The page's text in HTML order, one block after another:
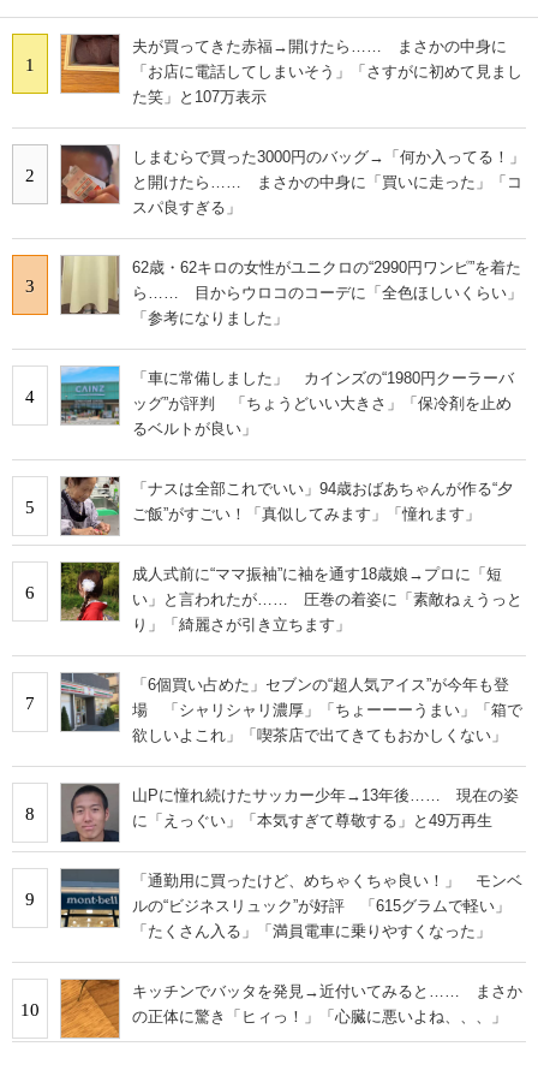
1
夫が買ってきた赤福→開けたら…… まさかの中身に
「お店に電話してしまいそう」「さすがに初めて見まし
た笑」と107万表示
2
しまむらで買った3000円のバッグ→「何か入ってる！」
と開けたら…… まさかの中身に「買いに走った」「コ
スパ良すぎる」
3
62歳・62キロの女性がユニクロの“2990円ワンピ”を着た
ら…… 目からウロコのコーデに「全色ほしいくらい」
「参考になりました」
4
「車に常備しました」 カインズの“1980円クーラーバ
ッグ”が評判 「ちょうどいい大きさ」「保冷剤を止め
るベルトが良い」
5
「ナスは全部これでいい」94歳おばあちゃんが作る“夕
ご飯”がすごい！「真似してみます」「憧れます」
6
成人式前に“ママ振袖”に袖を通す18歳娘→プロに「短
い」と言われたが…… 圧巻の着姿に「素敵ねぇうっと
り」「綺麗さが引き立ちます」
7
「6個買い占めた」セブンの“超人気アイス”が今年も登
場 「シャリシャリ濃厚」「ちょーーーうまい」「箱で
欲しいよこれ」「喫茶店で出てきてもおかしくない」
8
山Pに憧れ続けたサッカー少年→13年後…… 現在の姿
に「えっぐい」「本気すぎて尊敬する」と49万再生
9
「通勤用に買ったけど、めちゃくちゃ良い！」 モンベ
ルの“ビジネスリュック”が好評 「615グラムで軽い」
「たくさん入る」「満員電車に乗りやすくなった」
10
キッチンでバッタを発見→近付いてみると…… まさか
の正体に驚き「ヒィっ！」「心臓に悪いよね、、、」